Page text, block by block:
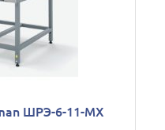
ШРЭ-6-11-МХ